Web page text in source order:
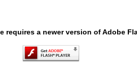
requires a newer version of Adobe